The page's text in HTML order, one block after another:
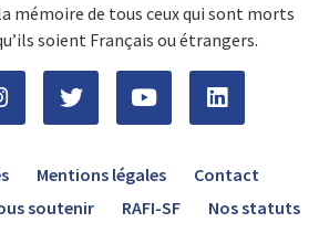
mémoire de tous ceux qui sont morts
soient Français ou étrangers.
Mentions légales
Contact
soutenir RAFI-SF Nos statuts